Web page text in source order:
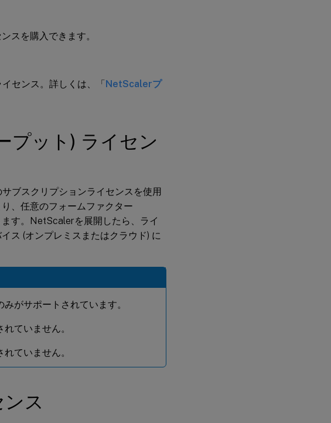
スを購入できます。
センス。詳しくは、「NetScalerプ
プット) ライセン
ブスクリプションライセンスを使用
、任意のフォームファクター
す。NetScalerを展開したら、ライ
ス (オンプレミスまたはクラウド) に
がサポートされています。
ていません。
ていません。
ス